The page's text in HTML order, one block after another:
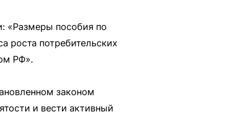
«Размеры пособия по
роста потребительских
РФ».
законом
и вести активный